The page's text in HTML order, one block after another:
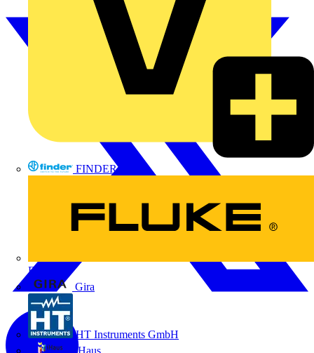
FINDER
FLUKE
Gira
HT Instruments GmbH
iHaus